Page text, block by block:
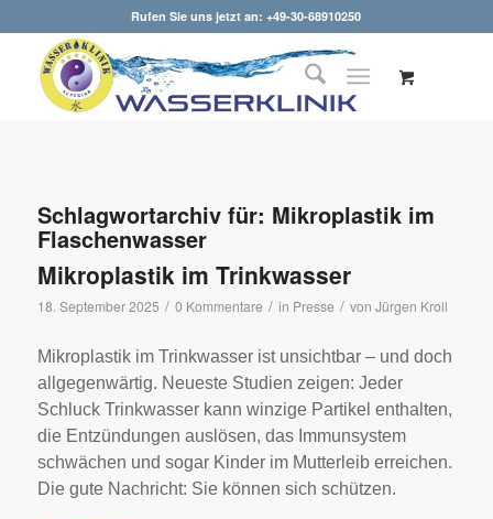
Rufen Sie uns jetzt an: +49-30-68910250
Schlagwortarchiv für: Mikroplastik im
Flaschenwasser
Mikroplastik im Trinkwasser
18. September 2025 / 0 Kommentare / in Presse / von Jürgen Kroll
Mikroplastik im Trinkwasser ist unsichtbar – und doch
allgegenwärtig. Neueste Studien zeigen: Jeder
Schluck Trinkwasser kann winzige Partikel enthalten,
die Entzündungen auslösen, das Immunsystem
schwächen und sogar Kinder im Mutterleib erreichen.
Die gute Nachricht: Sie können sich schützen.